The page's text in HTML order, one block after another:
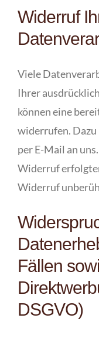
Widerruf
Viele
Ihrer
können eine
widerrufen.
per E-Mail an
Widerruf
Widerruf
Fällen
DSGVO)